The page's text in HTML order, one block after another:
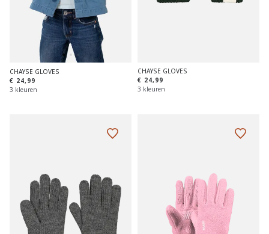
CHAYSE GLOVES
€ 24,99
3 kleuren
CHAYSE GLOVES
€ 24,99
3 kleuren